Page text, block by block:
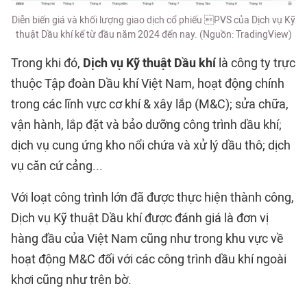
Diễn biến giá và khối lượng giao dịch cổ phiếu PVS của Dịch vụ Kỹ
thuật Dầu khí kể từ đầu năm 2024 đến nay. (Nguồn: TradingView)
Trong khi đó, Dịch vụ Kỹ thuật Dầu khílà công ty trực
thuộc Tập đoàn Dầu khí Việt Nam, hoạt động chính
trong các lĩnh vực cơ khí & xây lắp (M&C); sửa chữa,
vận hành, lắp đặt và bảo dưỡng công trình dầu khí;
dịch vụ cung ứng kho nổi chứa và xử lý dầu thô; dịch
vụ căn cứ cảng...
Với loạt công trình lớn đã được thực hiện thành công,
Dịch vụ Kỹ thuật Dầu khí được đánh giá là đơn vị
hàng đầu của Việt Nam cũng như trong khu vực về
hoạt động M&C đối với các công trình dầu khí ngoài
khơi cũng như trên bờ.